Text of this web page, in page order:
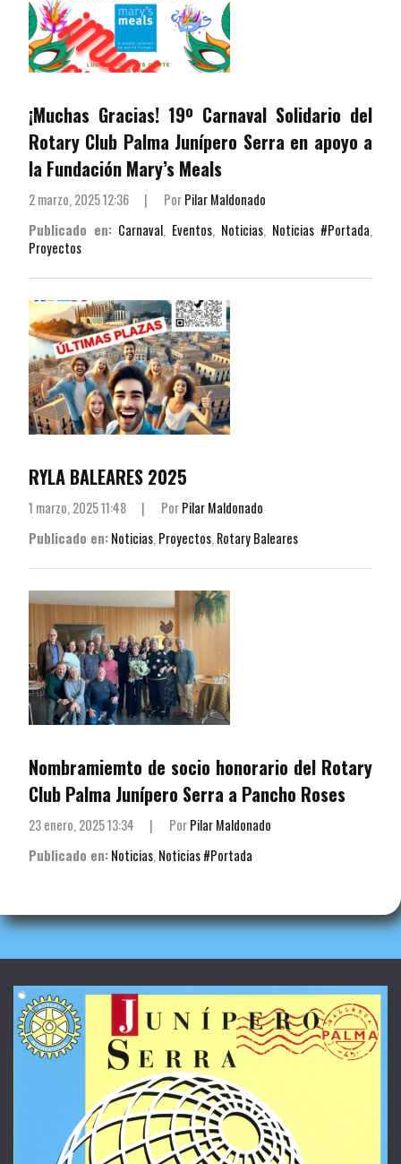
¡Muchas Gracias! 19º Carnaval Solidario del
Rotary Club Palma Junípero Serra en apoyo a
la Fundación Mary’s Meals
2 marzo, 2025 12:36 | PorPilar Maldonado
Publicado en: Carnaval, Eventos, Noticias, Noticias #Portada,
Proyectos
RYLA BALEARES 2025
1 marzo, 2025 11:48 | PorPilar Maldonado
Publicado en:Noticias, Proyectos, Rotary Baleares
Nombramiemto de socio honorario del Rotary
Club Palma Junípero Serra a Pancho Roses
23 enero, 2025 13:34 | PorPilar Maldonado
Publicado en:Noticias,Noticias #Portada